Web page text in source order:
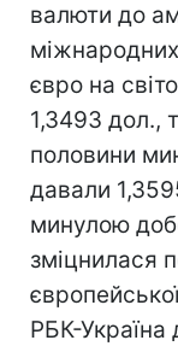
валюти до
євро на
1,3493 дол.,
половини
давали
минулою
зміцнилася
РБК-Україна